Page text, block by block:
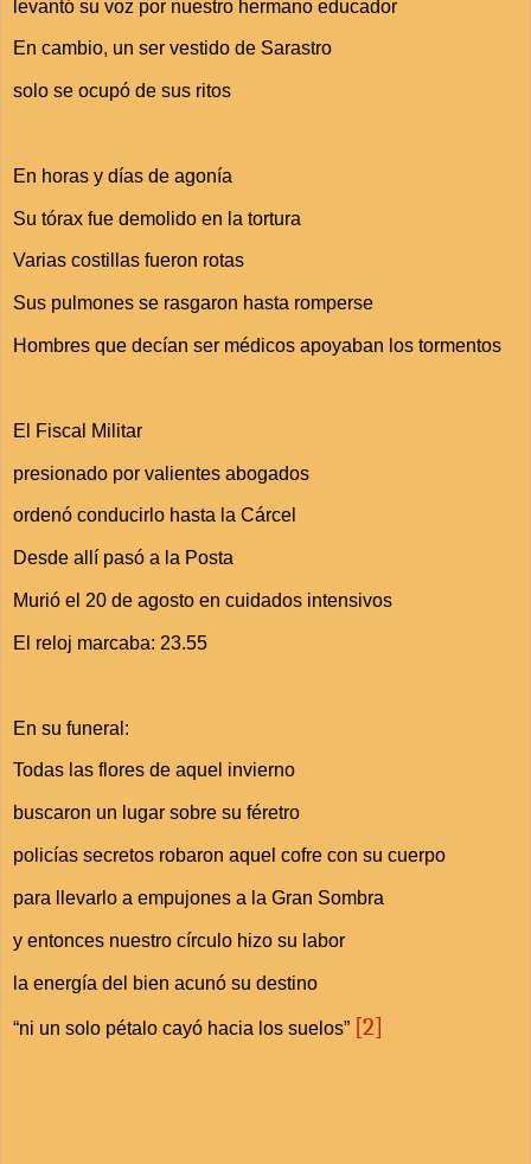
levantó su voz por nuestro hermano educador
En cambio, un ser vestido de Sarastro
solo se ocupó de sus ritos
En horas y días de agonía
Su tórax fue demolido en la tortura
Varias costillas fueron rotas
Sus pulmones se rasgaron hasta romperse
Hombres que decían ser médicos apoyaban los tormentos
El Fiscal Militar
presionado por valientes abogados
ordenó conducirlo hasta la Cárcel
Desde allí pasó a la Posta
Murió el 20 de agosto en cuidados intensivos
El reloj marcaba: 23.55
En su funeral:
Todas las flores de aquel invierno
buscaron un lugar sobre su féretro
policías secretos robaron aquel cofre con su cuerpo
para llevarlo a empujones a la Gran Sombra
y entonces nuestro círculo hizo su labor
la energía del bien acunó su destino
“ni un solo pétalo cayó hacia los suelos” [2]